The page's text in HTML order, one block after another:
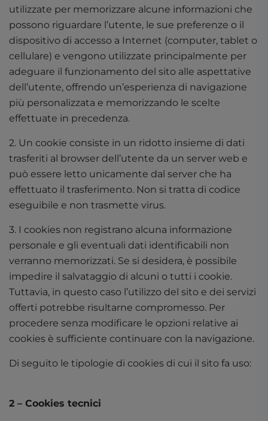
utilizzate per memorizzare alcune informazioni che
possono riguardare l’utente, le sue preferenze o il
dispositivo di accesso a Internet (computer, tablet o
cellulare) e vengono utilizzate principalmente per
adeguare il funzionamento del sito alle aspettative
dell’utente, offrendo un’esperienza di navigazione
più personalizzata e memorizzando le scelte
effettuate in precedenza.
2. Un cookie consiste in un ridotto insieme di dati
trasferiti al browser dell’utente da un server web e
può essere letto unicamente dal server che ha
effettuato il trasferimento. Non si tratta di codice
eseguibile e non trasmette virus.
3. I cookies non registrano alcuna informazione
personale e gli eventuali dati identificabili non
verranno memorizzati. Se si desidera, è possibile
impedire il salvataggio di alcuni o tutti i cookie.
Tuttavia, in questo caso l’utilizzo del sito e dei servizi
offerti potrebbe risultarne compromesso. Per
procedere senza modificare le opzioni relative ai
cookies è sufficiente continuare con la navigazione.
Di seguito le tipologie di cookies di cui il sito fa uso:
2 – Cookies tecnici